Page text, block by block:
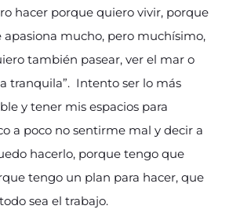
hacer porque quiero vivir, porque
apasiona mucho, pero muchísimo,
también pasear, ver el mar o
tranquila”. Intento ser lo más
y tener mis espacios para
a poco no sentirme mal y decir a
hacerlo, porque tengo que
tengo un plan para hacer, que
sea el trabajo.